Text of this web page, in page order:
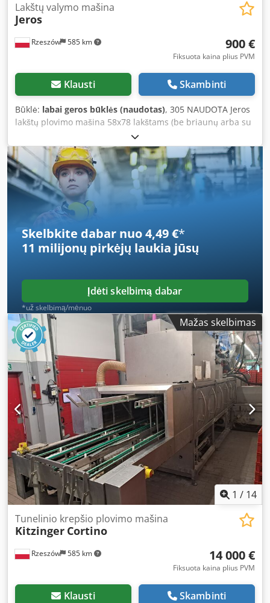
Rzeszów 585 km
Lakštų valymo mašina
Jeros
900 €
Fiksuota kaina plius PVM
Klausti Skambinti
Būklė: labai geros būklės (naudotas), 305 NAUDOTA Jeros
lakštų plovimo mašina 58x78 lakštams (be briaunų arba su
2 briaunomis trumpesnėse pusėse) TECHNINIAI
DUOMENYS: - galia: 1,5 kW IŠORINIAI MATMENYS (cm):
Dkodpfx Ajyi Eqlscljr - darbinis plotis: 78. Nurodyta kaina –
be PVM. KALBAME ANGLŲ, VOKIETIJOS, PRANCŪZŲ, RUSŲ
IR UKRAINIEČIŲ KALBOMIS.
Skelbkite dabar nuo 4,49 €*
11 milijonų pirkėjų laukia jūsų
Įdėti skelbimą dabar
*už skelbimą/mėnuo
Mažas skelbimas
1 / 14
Rzeszów 585 km
Tunelinio krepšio plovimo mašina
Kitzinger Cortino
14 000 €
Fiksuota kaina plius PVM
Klausti Skambinti